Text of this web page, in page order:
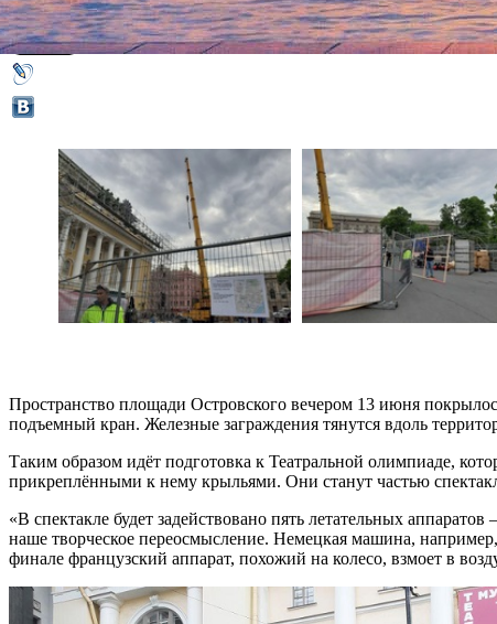
Пространство площади Островского вечером 13 июня
подъемный кран. Железные заграждения тянутся вдоль
Таким образом идёт подготовка к Театральной олимпиаде,
прикреплёнными к нему крыльями. Они станут частью
«В спектакле будет задействовано пять летательных
наше творческое переосмысление. Немецкая машина,
финале французский аппарат, похожий на колесо, взмоет в